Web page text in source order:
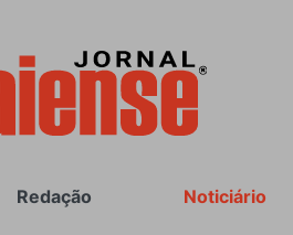
Noticiário
Redação